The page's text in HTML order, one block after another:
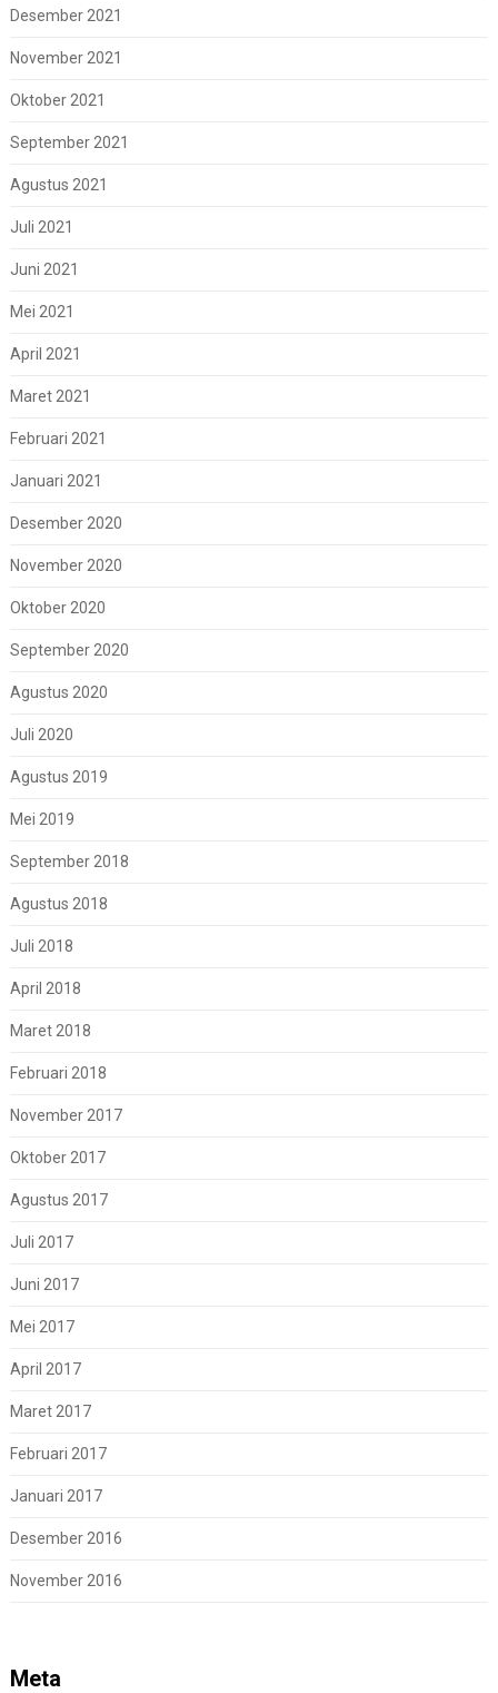
Desember 2021
November 2021
Oktober 2021
September 2021
Agustus 2021
Juli 2021
Juni 2021
Mei 2021
April 2021
Maret 2021
Februari 2021
Januari 2021
Desember 2020
November 2020
Oktober 2020
September 2020
Agustus 2020
Juli 2020
Agustus 2019
Mei 2019
September 2018
Agustus 2018
Juli 2018
April 2018
Maret 2018
Februari 2018
November 2017
Oktober 2017
Agustus 2017
Juli 2017
Juni 2017
Mei 2017
April 2017
Maret 2017
Februari 2017
Januari 2017
Desember 2016
November 2016
Meta